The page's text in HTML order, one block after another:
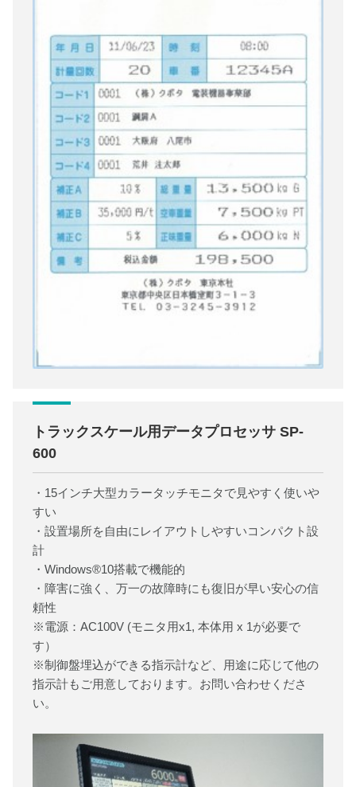
トラックスケール用データプロセッサ SP-
600
・15インチ大型カラータッチモニタで見やすく使いや
すい
・設置場所を自由にレイアウトしやすいコンパクト設
計
・Windows®10搭載で機能的
・障害に強く、万一の故障時にも復旧が早い安心の信
頼性
※電源：AC100V (モニタ用x1, 本体用 x 1が必要で
す）
※制御盤埋込ができる指示計など、用途に応じて他の
指示計もご用意しております。お問い合わせくださ
い。